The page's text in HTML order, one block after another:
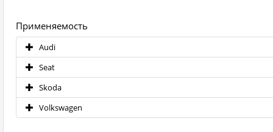
Применяемость
Audi
Seat
Skoda
Volkswagen